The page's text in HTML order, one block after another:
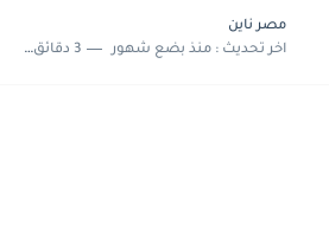
مصر ناين
اخر تحديث :منذ بضع شهور 3 دقائق للقراءة